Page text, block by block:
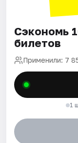
Сэкономь
билетов
Применили: 7
1